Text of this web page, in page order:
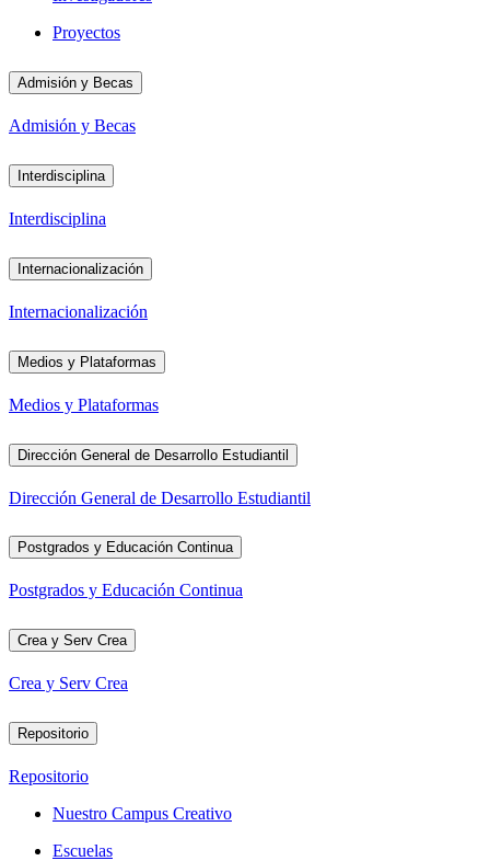
Proyectos
Admisión y Becas
Admisión y Becas
Interdisciplina
Interdisciplina
Internacionalización
Internacionalización
Medios y Plataformas
Medios y Plataformas
Dirección General de Desarrollo Estudiantil
Dirección General de Desarrollo Estudiantil
Postgrados y Educación Continua
Postgrados y Educación Continua
Crea y Serv Crea
Crea y Serv Crea
Repositorio
Repositorio
Nuestro Campus Creativo
Escuelas